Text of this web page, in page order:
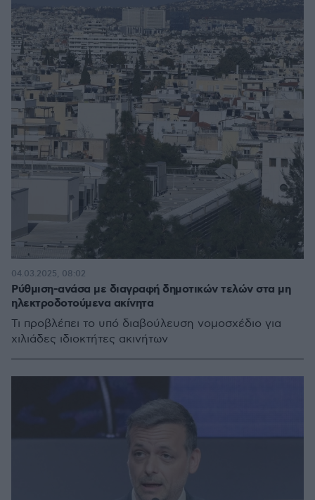
Ρύθμιση-ανάσα με διαγραφή δημοτικών τελών στα μη
ηλεκτροδοτούμενα ακίνητα
Τι προβλέπει το υπό διαβούλευση νομοσχέδιο για
χιλιάδες ιδιοκτήτες ακινήτων
04.03.2025, 08:02